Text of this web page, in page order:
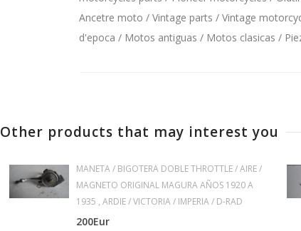
Ancetre moto / Vintage parts / Vintage
d'epoca / Motos antiguas / Motos clasicas /
Other products that may interest you
MANETA / BIGOTERA DOBLE THROTTLE / AIRE /
MAGNETO ORIGINAL MAGURA AÑOS 1920 A
1935 , ARDIE / VICTORIA / IMPERIA / D-RAD
200Eur